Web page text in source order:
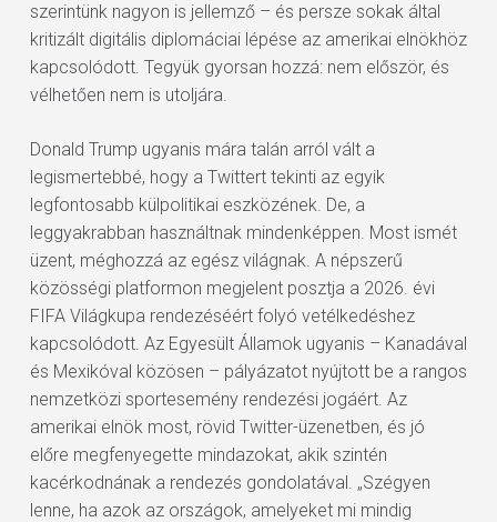
szerintünk nagyon is jellemző – és persze sokak által
kritizált digitális diplomáciai lépése az amerikai elnökhöz
kapcsolódott. Tegyük gyorsan hozzá: nem először, és
vélhetően nem is utoljára.
Donald Trump ugyanis mára talán arról vált a
legismertebbé, hogy a Twittert tekinti az egyik
legfontosabb külpolitikai eszközének. De, a
leggyakrabban használtnak mindenképpen. Most ismét
üzent, méghozzá az egész világnak. A népszerű
közösségi platformon megjelent posztja a 2026. évi
FIFA Világkupa rendezéséért folyó vetélkedéshez
kapcsolódott. Az Egyesült Államok ugyanis – Kanadával
és Mexikóval közösen – pályázatot nyújtott be a rangos
nemzetközi sportesemény rendezési jogáért. Az
amerikai elnök most, rövid Twitter-üzenetben, és jó
előre megfenyegette mindazokat, akik szintén
kacérkodnának a rendezés gondolatával. „Szégyen
lenne, ha azok az országok, amelyeket mi mindig